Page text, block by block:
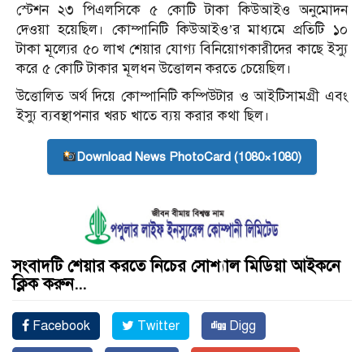
স্টেশন ২৩ পিএলসিকে ৫ কোটি টাকা কিউআইও অনুমোদন
দেওয়া হয়েছিল। কোম্পানিটি কিউআইও’র মাধ্যমে প্রতিটি ১০
টাকা মূল্যের ৫০ লাখ শেয়ার যোগ্য বিনিয়োগকারীদের কাছে ইস্যু
করে ৫ কোটি টাকার মূলধন উত্তোলন করতে চেয়েছিল।
উত্তোলিত অর্থ দিয়ে কোম্পানিটি কম্পিউটার ও আইটিসামগ্রী এবং
ইস্যু ব্যবস্থাপনার খরচ খাতে ব্যয় করার কথা ছিল।
Download News PhotoCard (1080×1080)
সংবাদটি শেয়ার করতে নিচের সোশ্যাল মিডিয়া আইকনে
ক্লিক করুন...
Facebook Twitter Digg